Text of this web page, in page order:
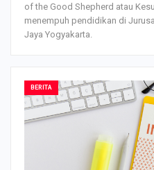
of the Good Shepherd atau
menempuh pendidikan di
Jaya Yogyakarta.
BERITA